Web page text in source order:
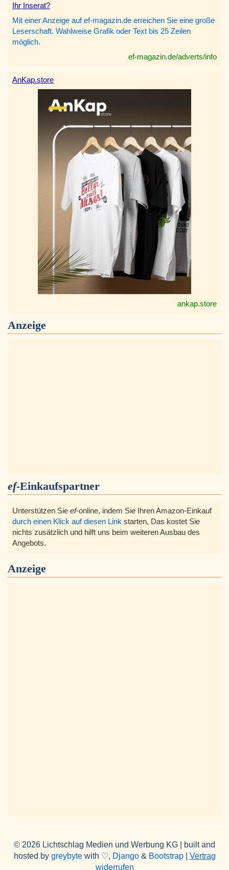
Ihr Inserat?
Mit einer Anzeige auf ef-magazin.de erreichen Sie eine große
Leserschaft. Wahlweise Grafik oder Text bis 25 Zeilen
möglich.
ef-magazin.de/adverts/info
AnKap.store
ankap.store
Anzeige
ef-Einkaufspartner
Unterstützen Sie ef-online, indem Sie Ihren Amazon-Einkauf
durch einen Klick auf diesen Link starten, Das kostet Sie
nichts zusätzlich und hilft uns beim weiteren Ausbau des
Angebots.
Anzeige
© 2026 Lichtschlag Medien und Werbung KG | built and
hosted by greybytewith ♡, Django& Bootstrap| Vertrag
widerrufen